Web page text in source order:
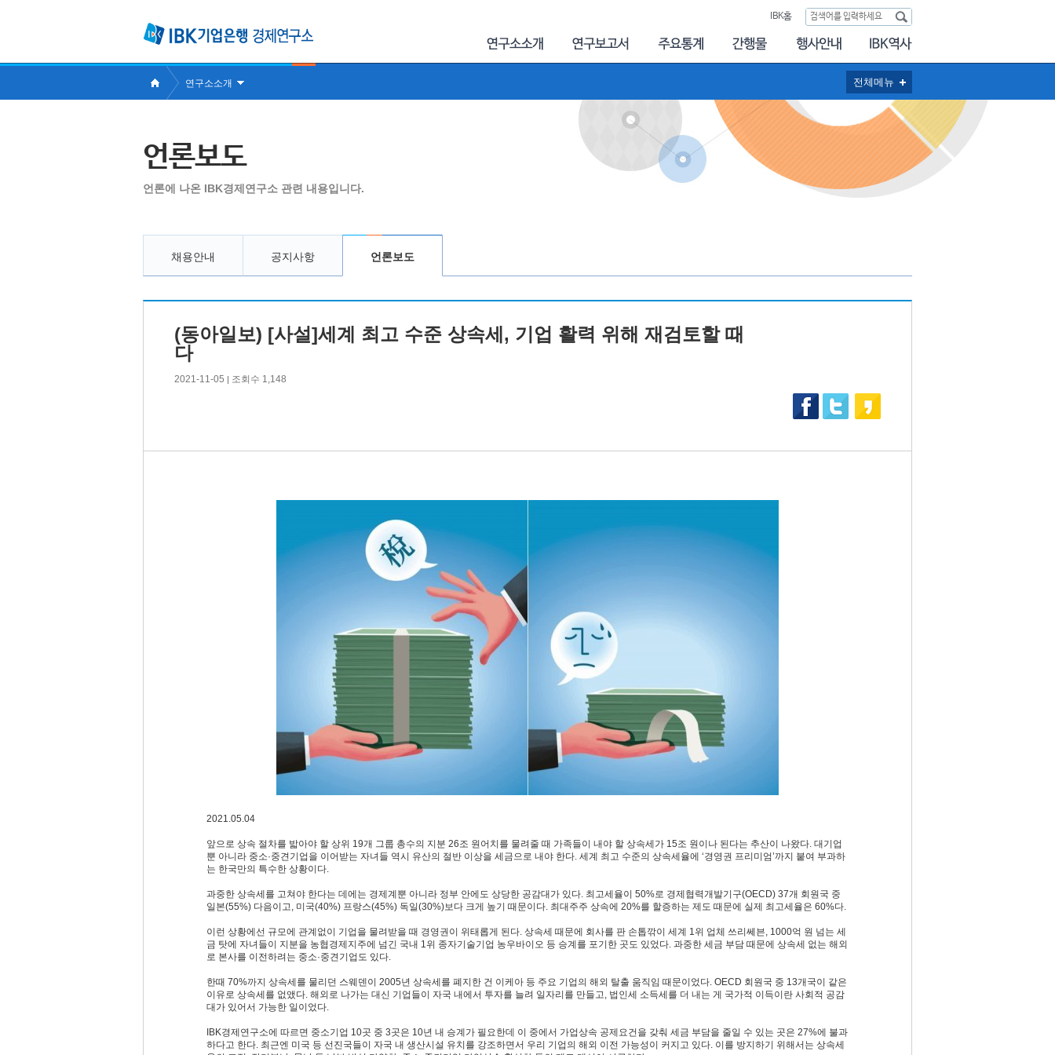
IBK홈
전체메뉴
연구소소개
언론보도
언론에 나온 IBK경제연구소 관련 내용입니다.
채용안내 공지사항 언론보도
(동아일보) [사설]세계 최고 수준 상속세, 기업 활력 위해 재검토할 때
다
2021-11-05 | 조회수 1,148
2021.05.04
앞으로 상속 절차를 밟아야 할 상위 19개 그룹 총수의 지분 26조 원어치를 물려줄 때 가족들이 내야 할 상속세가 15조 원이나 된다는 추산이 나왔다. 대기업
뿐 아니라 중소·중견기업을 이어받는 자녀들 역시 유산의 절반 이상을 세금으로 내야 한다. 세계 최고 수준의 상속세율에 ‘경영권 프리미엄’까지 붙여 부과하
는 한국만의 특수한 상황이다.
과중한 상속세를 고쳐야 한다는 데에는 경제계뿐 아니라 정부 안에도 상당한 공감대가 있다. 최고세율이 50%로 경제협력개발기구(OECD) 37개 회원국 중
일본(55%) 다음이고, 미국(40%) 프랑스(45%) 독일(30%)보다 크게 높기 때문이다. 최대주주 상속에 20%를 할증하는 제도 때문에 실제 최고세율은 60%다.
이런 상황에선 규모에 관계없이 기업을 물려받을 때 경영권이 위태롭게 된다. 상속세 때문에 회사를 판 손톱깎이 세계 1위 업체 쓰리쎄븐, 1000억 원 넘는 세
금 탓에 자녀들이 지분을 농협경제지주에 넘긴 국내 1위 종자기술기업 농우바이오 등 승계를 포기한 곳도 있었다. 과중한 세금 부담 때문에 상속세 없는 해외
로 본사를 이전하려는 중소·중견기업도 있다.
한때 70%까지 상속세를 물리던 스웨덴이 2005년 상속세를 폐지한 건 이케아 등 주요 기업의 해외 탈출 움직임 때문이었다. OECD 회원국 중 13개국이 같은
이유로 상속세를 없앴다. 해외로 나가는 대신 기업들이 자국 내에서 투자를 늘려 일자리를 만들고, 법인세 소득세를 더 내는 게 국가적 이득이란 사회적 공감
대가 있어서 가능한 일이었다.
IBK경제연구소에 따르면 중소기업 10곳 중 3곳은 10년 내 승계가 필요한데 이 중에서 가업상속 공제요건을 갖춰 세금 부담을 줄일 수 있는 곳은 27%에 불과
하다고 한다. 최근엔 미국 등 선진국들이 자국 내 생산시설 유치를 강조하면서 우리 기업의 해외 이전 가능성이 커지고 있다. 이를 방지하기 위해서는 상속세